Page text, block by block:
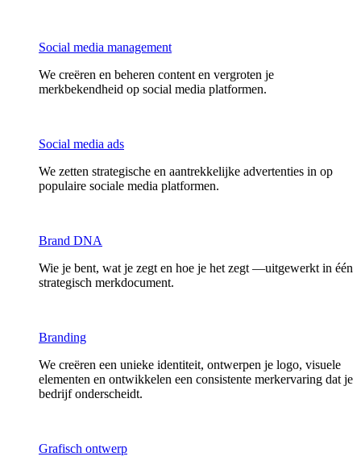
Social media management
We creëren en beheren content en vergroten je
merkbekendheid op social media platformen.
Social media ads
We zetten strategische en aantrekkelijke advertenties in op
populaire sociale media platformen.
Brand DNA
Wie je bent, wat je zegt en hoe je het zegt —uitgewerkt in één
strategisch merkdocument.
Branding
We creëren een unieke identiteit, ontwerpen je logo, visuele
elementen en ontwikkelen een consistente merkervaring dat je
bedrijf onderscheidt.
Grafisch ontwerp